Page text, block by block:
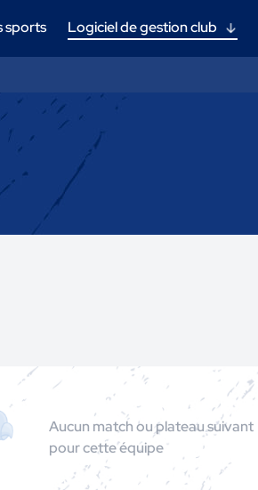
sports Logiciel de gestion club
Aucun match ou plateau suivant
pour cette équipe